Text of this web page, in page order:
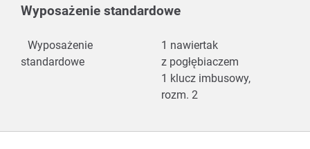
Wyposażenie standardowe
Wyposażenie
standardowe
1 nawiertak
z pogłębiaczem
1 klucz imbusowy,
rozm. 2